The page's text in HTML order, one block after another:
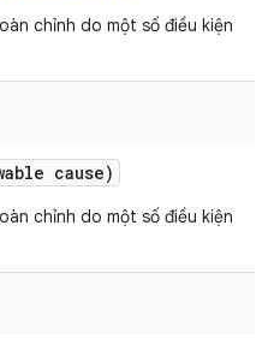
chỉnh do một số điều kiện
cause)
chỉnh do một số điều kiện